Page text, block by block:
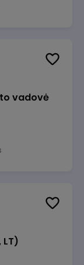
vadovė
LT)